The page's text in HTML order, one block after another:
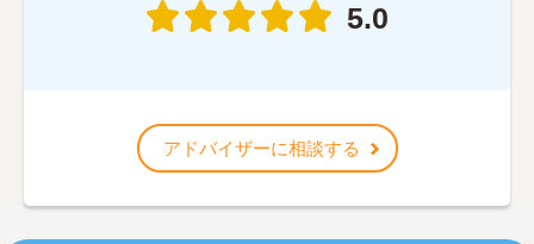
5.0
アドバイザーに相談する